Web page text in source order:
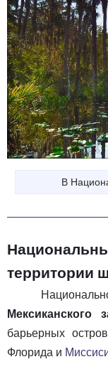
В
территории
Мексиканского
барьерных
Флорида и